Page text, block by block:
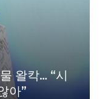
왈칵… “시
아”